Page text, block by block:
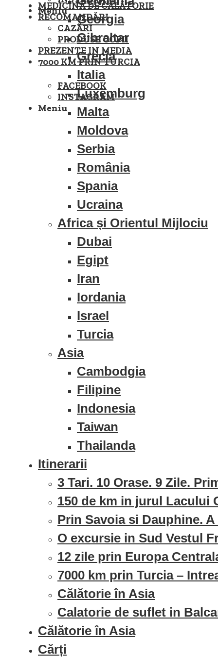
Meniu
MEDICINĂ DE CĂLĂTORIE
RECOMANDĂRI
CAZĂRI
PRODUSE COPII
PREZENTE IN MEDIA
7000 KM PRIN TURCIA
FACEBOOK
INSTAGRAM
Meniu
Georgia
Gibraltar
Grecia
Italia
Luxemburg
Malta
Moldova
Serbia
România
Spania
Ucraina
Africa și Orientul Mijlociu
Dubai
Egipt
Iran
Iordania
Israel
Turcia
Asia
Cambodgia
Filipine
Indonesia
Taiwan
Thailanda
Itinerarii
3 Tari. 10 Orase. 9 Zile.
150 de km in jurul Lacului
Prin Savoia si Dauphine.
O excursie in Sud Vestul
12 zile prin Europa
7000 km prin Turcia –
Călătorie în Asia
Calatorie de suflet in
Călătorie în Asia
Cărți